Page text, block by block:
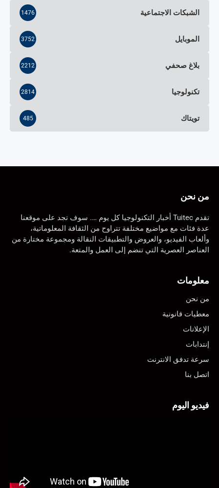
الشبكات الاجتماعية 1476
الموبايل 3752
بلاغ صحفي 2212
تكنولوجيا 2814
تويتاك 485
من نحن
تقدم Tuitec أخبار التكنولوجيا كل يوم …. سوف تجد على موقعنا
عدة فئات مع مواضيع مختلفة تتراوح من الثقافة المعلوماتية،
وألعاب الفيديو، والعروض والتطبيقات النقالة ومجموعة مختارة من
العناصر العصرية التي تنضم إلى العمل والمتعة.
معلومات
من نحن
معطيات قانونية
الإعلانات
إنتدابات
سرعة تدفق الانترنت
اتصل بنا
فيديو اليوم